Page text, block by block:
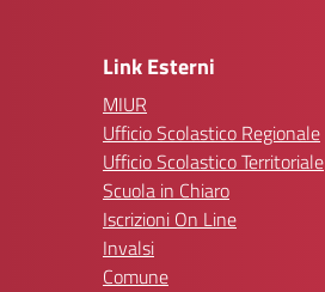
Link Esterni
MIUR
Ufficio Scolastico Regionale
Ufficio Scolastico Territoriale
Scuola in Chiaro
Iscrizioni On Line
Invalsi
Comune